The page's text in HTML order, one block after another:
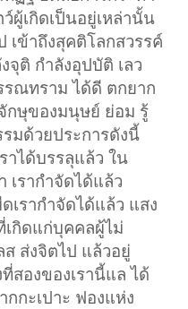
ผู้เกิดเป็นอยู่เหล่านั้น
เข้าถึงสุคติโลกสวรรค์
จุติ กำลังอุปบัติ เลว
ณทราม ได้ดี ตกยาก
กษุของมนุษย์ ย่อม รู้
มด้วยประการดังนี้
ได้บรรลุแล้ว ใน
รากำจัดได้แล้ว
เรากำจัดได้แล้ว แสง
เกิดแก่บุคคลผู้ไม่
ส ส่งจิตไป แล้วอยู่
สองของเรานี้แล ได้
กกะเปาะ ฟองแห่ง